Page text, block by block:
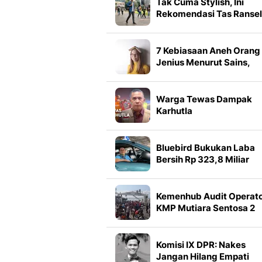
Rekomendasi Tas Ransel
Harian
7 Kebiasaan Aneh Orang
Jenius Menurut Sains,
Warga Tewas Dampak
Karhutla
Bluebird Bukukan Laba
Bersih Rp 323,8 Miliar
Kemenhub Audit
KMP Mutiara Sentosa 2
Komisi IX DPR: Nakes
Jangan Hilang Empati